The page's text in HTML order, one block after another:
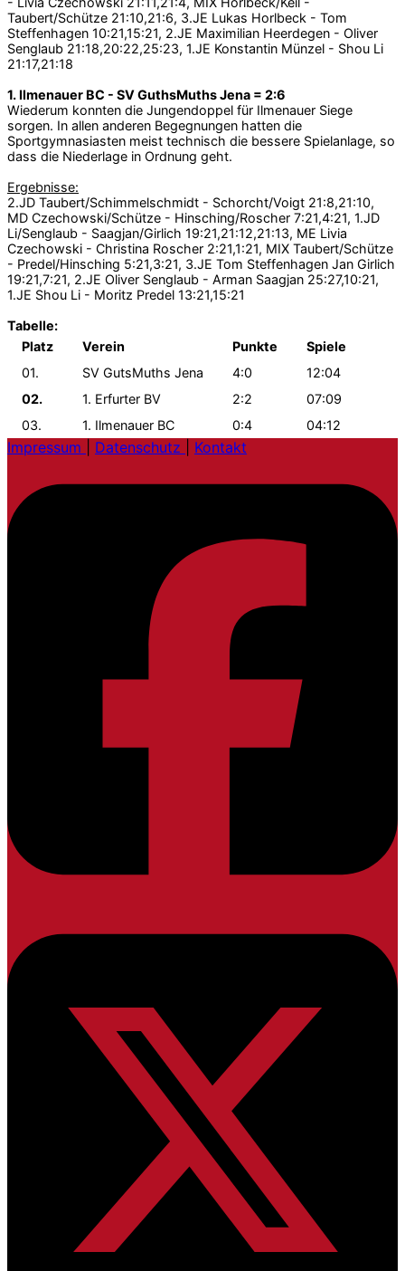
Taubert/Schütze 21:10,21:6, 3.JE Lukas Horlbeck - Tom
Steffenhagen 10:21,15:21, 2.JE Maximilian Heerdegen - Oliver
Senglaub 21:18,20:22,25:23, 1.JE Konstantin Münzel - Shou Li
21:17,21:18
1. Ilmenauer BC - SV GuthsMuths Jena = 2:6
Wiederum konnten die Jungendoppel für Ilmenauer Siege
sorgen. In allen anderen Begegnungen hatten die
Sportgymnasiasten meist technisch die bessere Spielanlage, so
dass die Niederlage in Ordnung geht.
Ergebnisse:
2.JD Taubert/Schimmelschmidt - Schorcht/Voigt 21:8,21:10,
MD Czechowski/Schütze - Hinsching/Roscher 7:21,4:21, 1.JD
Li/Senglaub - Saagjan/Girlich 19:21,21:12,21:13, ME Livia
Czechowski - Christina Roscher 2:21,1:21, MIX Taubert/Schütze
- Predel/Hinsching 5:21,3:21, 3.JE Tom Steffenhagen Jan Girlich
19:21,7:21, 2.JE Oliver Senglaub - Arman Saagjan 25:27,10:21,
1.JE Shou Li - Moritz Predel 13:21,15:21
Tabelle:
Platz
Verein Punkte
Spiele
01.
SV GutsMuths Jena 4:0
12:04
02.
1. Erfurter BV 2:2
07:09
03.
1. Ilmenauer BC 0:4 04:12
Impressum Datenschutz Kontakt